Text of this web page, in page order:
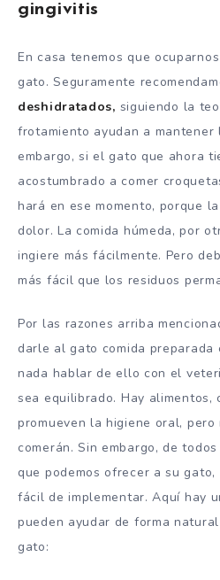
gingivitis
En casa tenemos que
gato. Seguramente
deshidratados, siguiendo la
frotamiento ayudan a mantener
embargo, si el gato que ahora
acostumbrado a comer
hará en ese momento, porque
dolor. La comida húmeda, por
ingiere más fácilmente. Pero
más fácil que los residuos
Por las razones arriba
darle al gato comida preparada
nada hablar de ello con el
sea equilibrado. Hay alimentos,
promueven la higiene oral,
comerán. Sin embargo, de
que podemos ofrecer a su
fácil de implementar. Aquí hay
pueden ayudar de forma
gato: